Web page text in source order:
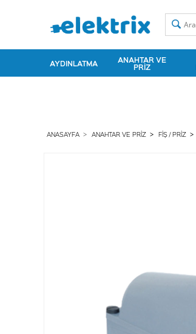
AYDINLATMA ANAHTAR VE
PRIZ
ANASAYFA ANAHTAR VE PRIZ FIŞ / PRIZ